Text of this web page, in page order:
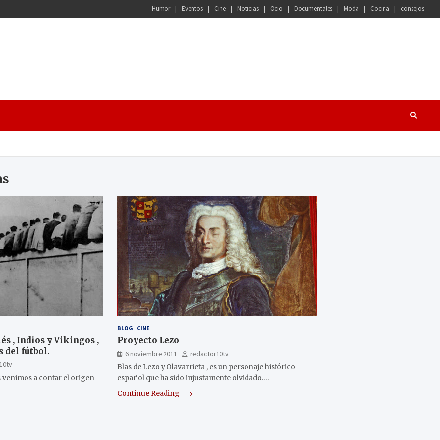
Humor Eventos Cine Noticias Ocio Documentales Moda Cocina consejos
, Indios y Vikingos ,
del fútbol.
venimos a contar el origen
BLOG CINE
Proyecto Lezo
6 noviembre 2011
redactor10tv
Blas de Lezo y Olavarrieta , es un personaje histórico
español que ha sido injustamente olvidado.…
Continue Reading